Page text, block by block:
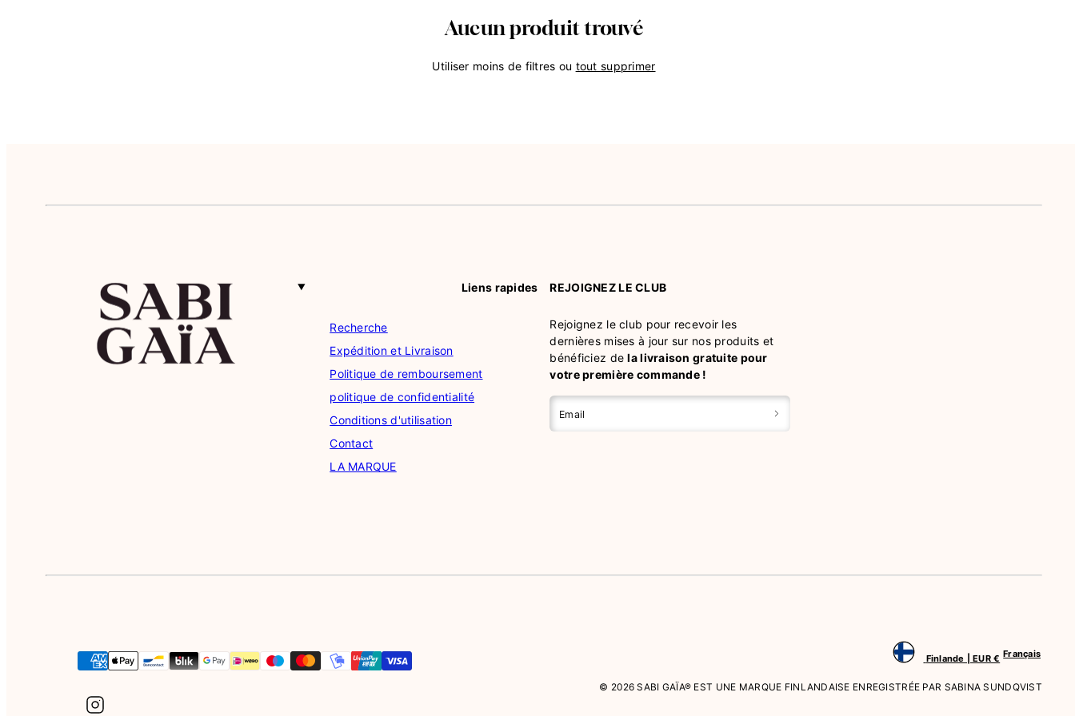
Aucun produit trouvé
Utiliser moins de filtres ou tout supprimer
Liens rapides
Recherche
Expédition et Livraison
Politique de remboursement
politique de confidentialité
Conditions d'utilisation
Contact
LA MARQUE
REJOIGNEZ LE CLUB
Rejoignez le club pour recevoir les
dernières mises à jour sur nos produits et
bénéficiez dela livraison gratuite pour
votre première commande !
Email
Finlande | EUR € Français
© 2026 SABI GAÏA® EST UNE MARQUE FINLANDAISE ENREGISTRÉE PAR SABINA SUNDQVIST